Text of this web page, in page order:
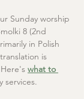
Sunday worship
8 (2nd
in Polish
is
what to
services.